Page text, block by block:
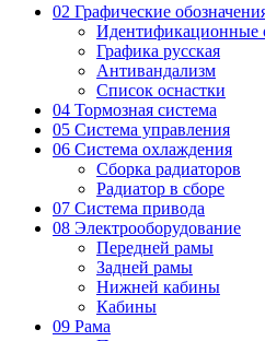
02 Графические
Идентификационные
Графика русская
Антивандализм
Список оснастки
04 Тормозная система
05 Система управления
06 Система охлаждения
Сборка радиаторов
Радиатор в сборе
07 Система привода
08 Электрооборудование
Передней рамы
Задней рамы
Нижней кабины
Кабины
09 Рама